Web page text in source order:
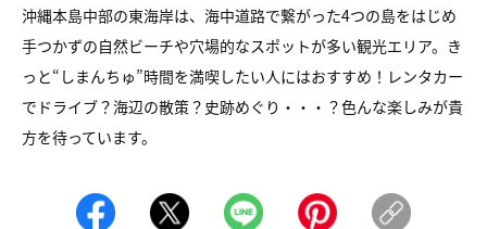
沖縄本島中部の東海岸は、海中道路で繋がった4つの島をはじめ
手つかずの自然ビーチや穴場的なスポットが多い観光エリア。き
っと“しまんちゅ”時間を満喫したい人にはおすすめ！レンタカー
でドライブ？海辺の散策？史跡めぐり・・・？色んな楽しみが貴
方を待っています。